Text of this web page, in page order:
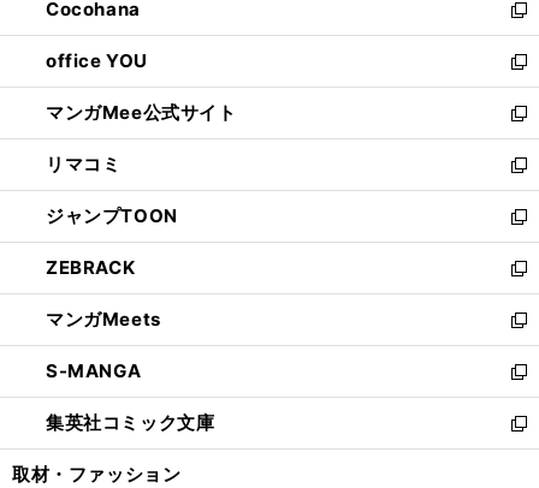
く
で
開
く
ド
ウ
で
開
く
い
ウ
ィ
ン
ド
ウ
で
開
く
Cocohana
新
し
い
ウ
ィ
ン
ド
ウ
で
開
く
office YOU
新
し
い
ウ
ィ
ン
ド
ウ
で
開
く
マンガMee公式サイト
新
し
い
ウ
ィ
ン
ド
ウ
で
開
く
リマコミ
新
し
い
ウ
ィ
ン
ド
ウ
で
開
く
ジャンプTOON
新
し
い
ウ
ィ
ン
ド
ウ
で
開
ZEBRACK
新
し
い
ウ
ィ
ン
ド
ウ
マンガMeets
新
し
い
ウ
ィ
ン
S-MANGA
新
し
い
ウ
集英社コミック文庫
新
し
取材・ファッション